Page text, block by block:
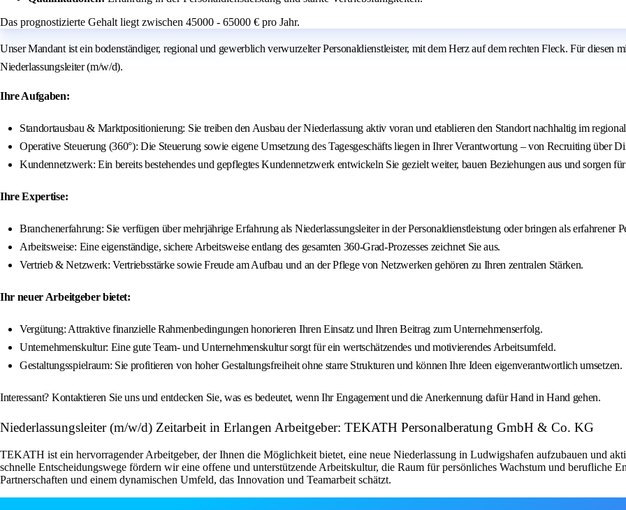
Das prognostizierte Gehalt liegt zwischen 45000 - 65000 € pro Jahr.
Unser Mandant ist ein bodenständiger, regional und gewerblich verwurzelter Personaldienstleister, mit dem Herz auf dem rechten Fleck. Für diesen
Niederlassungsleiter (m/w/d).
Ihre Aufgaben:
Standortausbau & Marktpositionierung: Sie treiben den Ausbau der Niederlassung aktiv voran und etablieren den Standort nachhaltig im
Operative Steuerung (360°): Die Steuerung sowie eigene Umsetzung des Tagesgeschäfts liegen in Ihrer Verantwortung – von Recruiting über
Kundennetzwerk: Ein bereits bestehendes und gepflegtes Kundennetzwerk entwickeln Sie gezielt weiter, bauen Beziehungen aus und sorgen
Ihre Expertise:
Branchenerfahrung: Sie verfügen über mehrjährige Erfahrung als Niederlassungsleiter in der Personaldienstleistung oder bringen als erfahrener
Arbeitsweise: Eine eigenständige, sichere Arbeitsweise entlang des gesamten 360-Grad-Prozesses zeichnet Sie aus.
Vertrieb & Netzwerk: Vertriebsstärke sowie Freude am Aufbau und an der Pflege von Netzwerken gehören zu Ihren zentralen Stärken.
Ihr neuer Arbeitgeber bietet:
Vergütung: Attraktive finanzielle Rahmenbedingungen honorieren Ihren Einsatz und Ihren Beitrag zum Unternehmenserfolg.
Unternehmenskultur: Eine gute Team- und Unternehmenskultur sorgt für ein wertschätzendes und motivierendes Arbeitsumfeld.
Gestaltungsspielraum: Sie profitieren von hoher Gestaltungsfreiheit ohne starre Strukturen und können Ihre Ideen eigenverantwortlich umsetzen.
Interessant? Kontaktieren Sie uns und entdecken Sie, was es bedeutet, wenn Ihr Engagement und die Anerkennung dafür Hand in Hand gehen.
Niederlassungsleiter (m/w/d) Zeitarbeit in Erlangen Arbeitgeber: TEKATH Personalberatung GmbH & Co. KG
TEKATH ist ein hervorragender Arbeitgeber, der Ihnen die Möglichkeit bietet, eine neue Niederlassung in Ludwigshafen aufzubauen und
schnelle Entscheidungswege fördern wir eine offene und unterstützende Arbeitskultur, die Raum für persönliches Wachstum und berufliche
Partnerschaften und einem dynamischen Umfeld, das Innovation und Teamarbeit schätzt.